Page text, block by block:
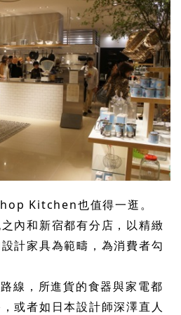
Kitchen也值得一逛。
內和新宿都有分店，以精緻
計家具為範疇，為消費者勾
線，所進貨的食器與家電都
或者如日本設計師深澤直人